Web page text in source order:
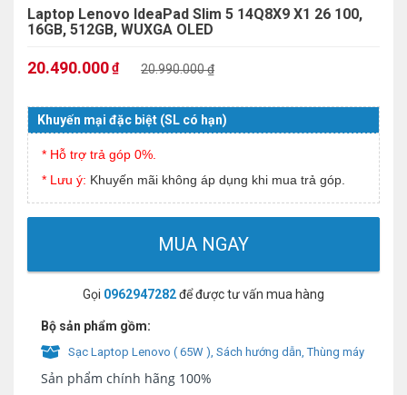
Laptop Lenovo IdeaPad Slim 5 14Q8X9 X1 26 100,
16GB, 512GB, WUXGA OLED
20.490.000₫ 20.990.000 ₫
Khuyến mại đặc biệt (SL có hạn)
* Hỗ trợ trả góp 0%.
* Lưu ý: Khuyến mãi không áp dụng khi mua trả góp.
MUA NGAY
Gọi 0962947282để được tư vấn mua hàng
Bộ sản phẩm gồm:
Sạc Laptop Lenovo ( 65W ), Sách hướng dẫn, Thùng máy
Sản phẩm chính hãng 100%